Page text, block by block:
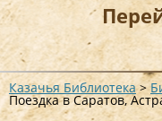
Казачья Библиотека>
Поездка в Саратов,